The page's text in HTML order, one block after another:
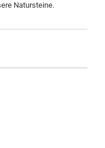
Natursteine.